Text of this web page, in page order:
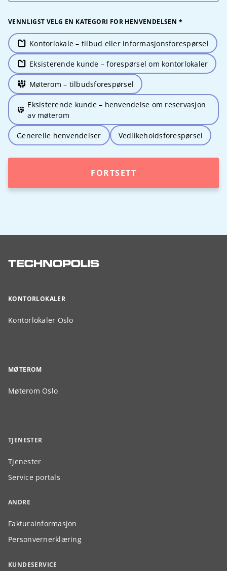
VENNLIGST VELG EN KATEGORI FOR HENVENDELSEN *
Kontorlokale – tilbud eller informasjonsforespørsel
Eksisterende kunde – forespørsel om kontorlokaler
Møterom – tilbudsforespørsel
Eksisterende kunde – henvendelse om reservasjon
av møterom
Generelle henvendelser Vedlikeholdsforespørsel
FORTSETT
KONTORLOKALER
Kontorlokaler Oslo
MØTEROM
Møterom Oslo
TJENESTER
Tjenester
Service portals
ANDRE
Fakturainformasjon
Personvernerklæring
KUNDESERVICE